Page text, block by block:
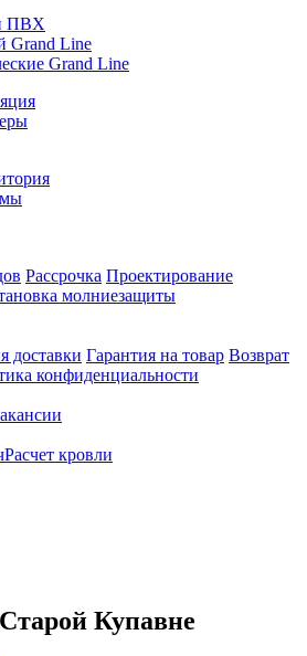
ПВХ
Grand Line
Grand Line
Рассрочка Проектирование
молниезащиты
доставки Гарантия на товар Возврат
конфиденциальности
Расчет кровли
Купавне